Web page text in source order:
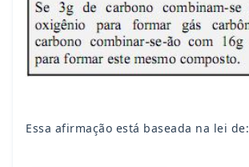
Essa afirmação está baseada na lei de: